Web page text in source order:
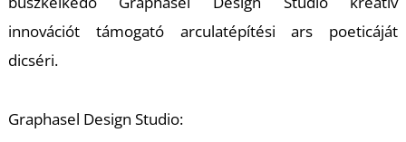
innovációt támogató arculatépítési ars poeticáját
dicséri.
Graphasel Design Studio: